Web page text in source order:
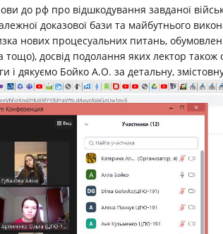
до рф про відшкодування завданої
доказової бази та майбутнього
нових процесуальних питань,
тощо), досвід подолання яких лектор також
і дякуємо Бойко А.О. за детальну,